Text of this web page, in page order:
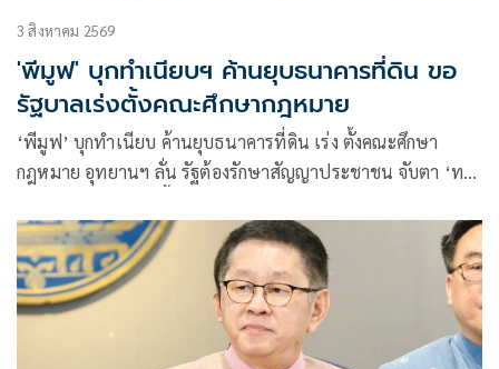
3 สิงหาคม 2569
'พีมูฟ' บุกทำเนียบฯ ค้านยุบธนาคารที่ดิน ขอ
รัฐบาลเร่งตั้งคณะศึกษากฎหมาย
‘พีมูฟ’ บุกทำเนียบ ค้านยุบธนาคารที่ดิน เร่ง ตั้งคณะศึกษา
กฎหมาย อุทยานฯ ลั่น รัฐต้องรักษาสัญญาประชาชน จับตา ‘ทรง